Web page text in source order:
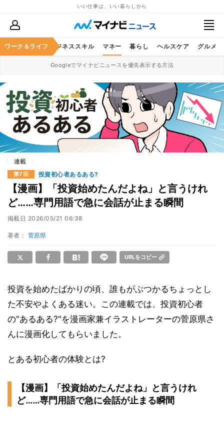
いい仕事は、いい暮らしから
ワーク＆ライフ
キャリア ビジネススキル マネー 暮らし ヘルスケア グルメ
Googleでマイナビニュースを優先表示する方法
連載
第7回 投資初心者あるある?
【漫画】「投資始めたんだよね」と言うけれ
ど……専門用語で急に会話が止まる瞬間
掲載日 2026/05/21 06:38
著者： 菅原県
URLをコピー
投資を始めたばかりの頃、誰もがぶつかるちょっとし
た不安やよくある迷い。この連載では、投資初心者
の"あるある?"を漫画家兼イラストレーターの菅原県さ
んに漫画化してもらいました。
とある初心者の体験とは?
【漫画】「投資始めたんだよね」と言うけれ
ど……専門用語で急に会話が止まる瞬間